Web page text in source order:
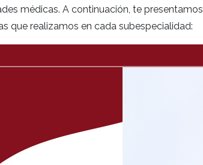
médicas. A continuación, te presentamos
que realizamos en cada subespecialidad: